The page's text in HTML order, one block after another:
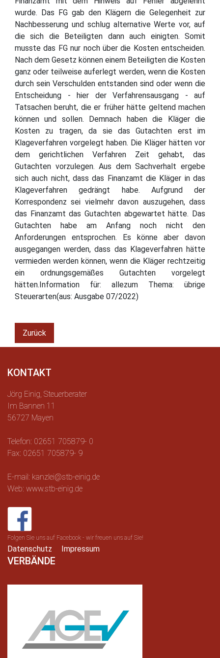
wurde. Das FG gab den Klägern die Gelegenheit zur
Nachbesserung und schlug alternative Werte vor, auf
die sich die Beteiligten dann auch einigten. Somit
musste das FG nur noch über die Kosten entscheiden.
Nach dem Gesetz können einem Beteiligten die Kosten
ganz oder teilweise auferlegt werden, wenn die Kosten
durch sein Verschulden entstanden sind oder wenn die
Entscheidung - hier der Verfahrensausgang - auf
Tatsachen beruht, die er früher hätte geltend machen
können und sollen. Demnach haben die Kläger die
Kosten zu tragen, da sie das Gutachten erst im
Klageverfahren vorgelegt haben. Die Kläger hätten vor
dem gerichtlichen Verfahren Zeit gehabt, das
Gutachten vorzulegen. Aus dem Sachverhalt ergebe
sich auch nicht, dass das Finanzamt die Kläger in das
Klageverfahren gedrängt habe. Aufgrund der
Korrespondenz sei vielmehr davon auszugehen, dass
das Finanzamt das Gutachten abgewartet hätte. Das
Gutachten habe am Anfang noch nicht den
Anforderungen entsprochen. Es könne aber davon
ausgegangen werden, dass das Klageverfahren hätte
vermieden werden können, wenn die Kläger rechtzeitig
ein ordnungsgemäßes Gutachten vorgelegt
hätten.Information für: allezum Thema: übrige
Steuerarten(aus: Ausgabe 07/2022)
Zurück
KONTAKT
Jörg Einig, Steuerberater
Im Bannen 11
56727 Mayen
Telefon: 02651 705879- 0
Fax: 02651 705879- 9
E-mail: kanzlei@stb-einig.de
Web: www.stb-einig.de
Folgen Sie uns auf Facebook - wir freuen uns auf Sie!
Datenschutz Impressum
VERBÄNDE